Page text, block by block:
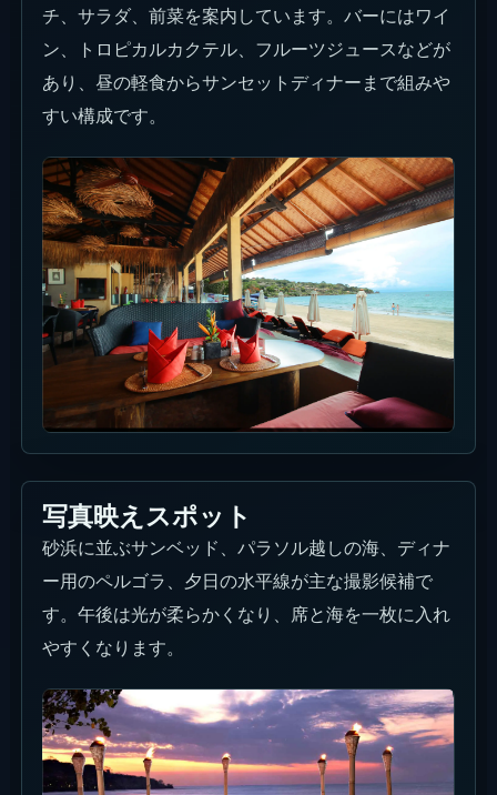
チ、サラダ、前菜を案内しています。バーにはワイ
ン、トロピカルカクテル、フルーツジュースなどが
あり、昼の軽食からサンセットディナーまで組みや
すい構成です。
写真映えスポット
砂浜に並ぶサンベッド、パラソル越しの海、ディナ
ー用のペルゴラ、夕日の水平線が主な撮影候補で
す。午後は光が柔らかくなり、席と海を一枚に入れ
やすくなります。